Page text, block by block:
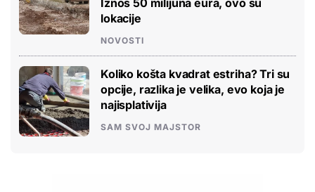
lokacije
NOVOSTI
Koliko košta kvadrat estriha? Tri su
opcije, razlika je velika, evo koja je
najisplativija
SAM SVOJ MAJSTOR